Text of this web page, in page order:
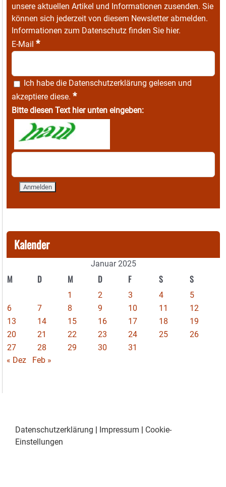
unsere aktuellen Artikel und Informationen zusenden. Sie
können sich jederzeit von diesem Newsletter abmelden.
Informationen zum Datenschutz finden Sie hier.
E-Mail *
Ich habe die Datenschutzerklärung gelesen und
akzeptiere diese. *
Bitte diesen Text hier unten eingeben:
Kalender
Januar 2025
M D M D F S S
1 2 3 4
5
6
7 8 9 10 11
12
13
14 15 16 17 18
19
20
21 22 23 24 25
26
27
28 29 30
31
« Dez
Feb »
Datenschutzerklärung Impressum
Cookie-
Einstellungen